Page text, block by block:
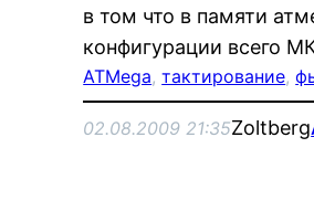
в том что в памяти
конфигурации всего
ATMega, тактирование,
02.08.2009 21:35Zoltberg